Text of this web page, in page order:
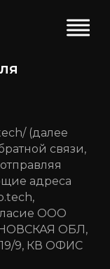
(далее
связи,
адреса
ООО
ОБЛ,
9, КВ ОФИС